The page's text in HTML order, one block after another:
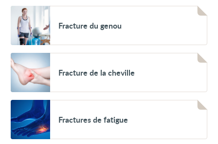
Voir
Fracture
du
genou
Fracture du genou
Voir
Fracture
de
cheville
Fracture de la cheville
Voir
Fractures
de
fatigue
Fractures de fatigue